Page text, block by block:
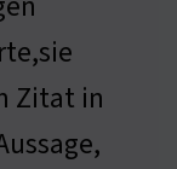
Zitat in